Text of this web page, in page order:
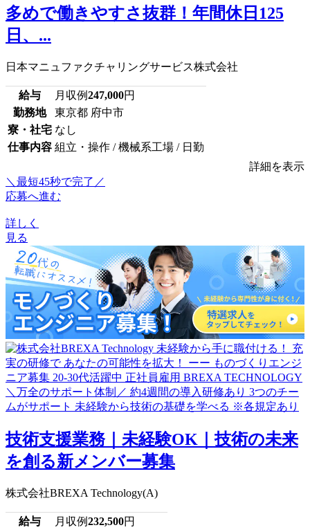
多めで働きやすさ抜群！年間休日125
日、...
日本マニュファクチャリングサービス株式会社
給与 月収例247,000円
勤務地
東京都 府中市
寮・社宅 なし
仕事内容 組立・操作 / 機械系工場 / 日勤
詳細を表示
＼最短45秒で完了／
応募へ進む
詳しく
見る
技術支援業務｜未経験OK｜技術の未来
を創る新メンバー募集
株式会社BREXA Technology(A)
給与 月収例232,500円